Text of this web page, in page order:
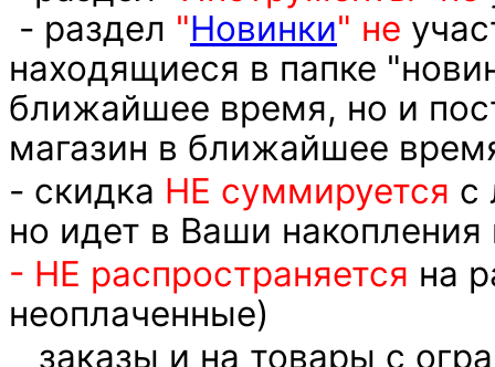
- раздел "Новинки" не
находящиеся в папке
ближайшее время, но и
магазин в ближайшее
- скидка НЕ суммируется с
но идет в Ваши накопления
- НЕ распространяется на
неоплаченные)
заказы и на товары с